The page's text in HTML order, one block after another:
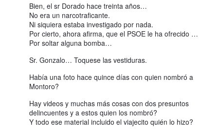
Bien, el sr Dorado hace treinta años…
No era un narcotraficante.
Ni siquiera estaba investigado por nada.
Por cierto, ahora afirma, que el PSOE le ha ofrecido …
Por soltar alguna bomba…
Sr. Gonzalo… Toquese las vestiduras.
Había una foto hace quince días con quien nombró a
Montoro?
Hay videos y muchas más cosas con dos presuntos
delincuentes y a estos quien los nombró?
Y todo ese material incluido el viajecito quién lo hizo?